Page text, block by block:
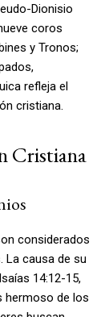
Dionisio
coros
y Tronos;
refleja el
cristiana.
Cristiana
considerados
La causa de su
14:12-15,
hermoso de los